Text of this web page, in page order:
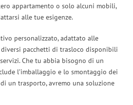
appartamento o solo alcuni mobili,
alle tue esigenze.
personalizzato, adattato alle
diversi pacchetti di trasloco disponibili
Che tu abbia bisogno di un
l’imballaggio e lo smontaggio dei
un trasporto, avremo una soluzione